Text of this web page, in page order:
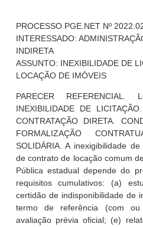
PROCESSO PGE.NET Nº
INTERESSADO:
INDIRETA
ASSUNTO: INEXIBILIDADE DE
LOCAÇÃO DE IMÓVEIS
PARECER REFERENCIAL.
INEXIBILIDADE DE
CONTRATAÇÃO DIRETA.
FORMALIZAÇÃO
SOLIDÁRIA. A inexigibilidade
de contrato de locação comum
Pública estadual depende do
requisitos cumulativos: (a)
certidão de indisponibilidade de
termo de referência (com
avaliação prévia oficial; (e)